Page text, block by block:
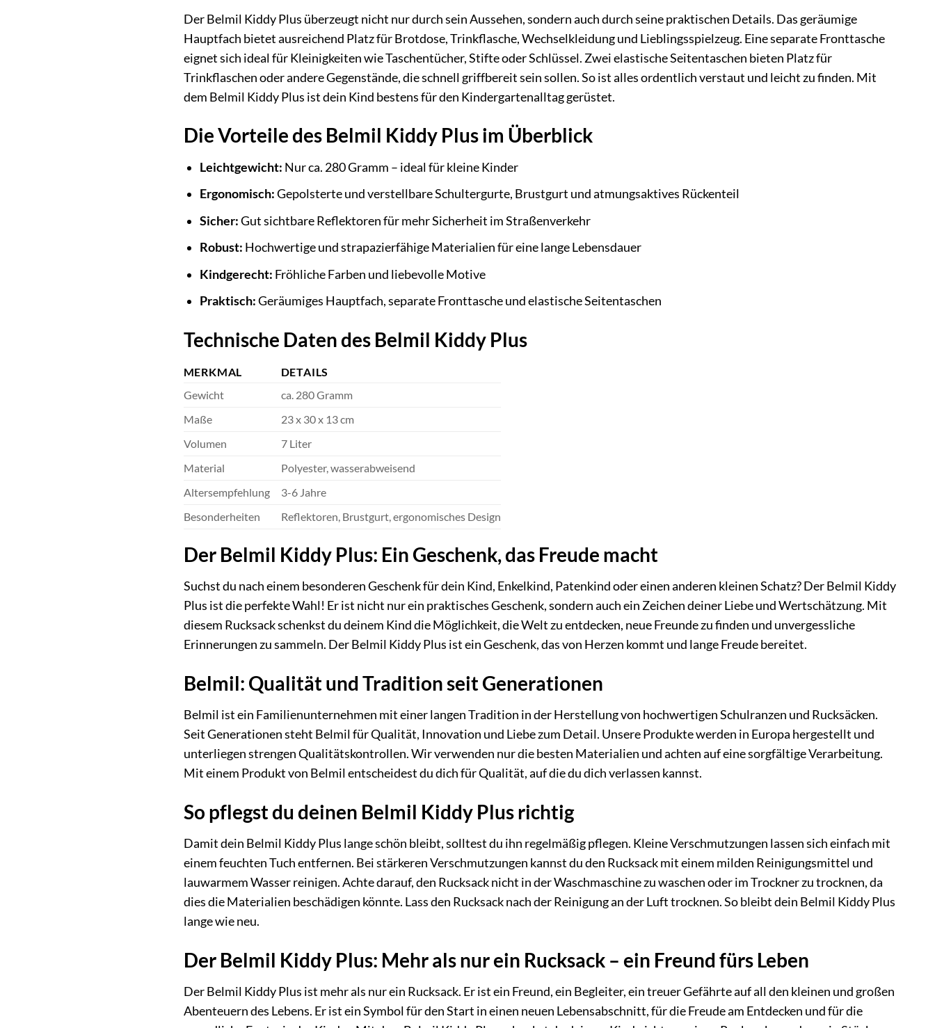
Der Belmil Kiddy Plus überzeugt nicht nur durch sein Aussehen, sondern auch durch seine praktischen Details. Das geräumige
Hauptfach bietet ausreichend Platz für Brotdose, Trinkflasche, Wechselkleidung und Lieblingsspielzeug. Eine separate Fronttasche
eignet sich ideal für Kleinigkeiten wie Taschentücher, Stifte oder Schlüssel. Zwei elastische Seitentaschen bieten Platz für
Trinkflaschen oder andere Gegenstände, die schnell griffbereit sein sollen. So ist alles ordentlich verstaut und leicht zu finden. Mit
dem Belmil Kiddy Plus ist dein Kind bestens für den Kindergartenalltag gerüstet.
Die Vorteile des Belmil Kiddy Plus im Überblick
Leichtgewicht: Nur ca. 280 Gramm – ideal für kleine Kinder
Ergonomisch:Gepolsterte und verstellbare Schultergurte, Brustgurt und atmungsaktives Rückenteil
Sicher:Gut sichtbare Reflektoren für mehr Sicherheit im Straßenverkehr
Robust: Hochwertige und strapazierfähige Materialien für eine lange Lebensdauer
Kindgerecht: Fröhliche Farben und liebevolle Motive
Praktisch:Geräumiges Hauptfach, separate Fronttasche und elastische Seitentaschen
Technische Daten des Belmil Kiddy Plus
MERKMAL
DETAILS
Gewicht
ca. 280 Gramm
Maße
23 x 30 x 13 cm
Volumen
7 Liter
Material
Polyester, wasserabweisend
Altersempfehlung
3-6 Jahre
Besonderheiten
Reflektoren, Brustgurt, ergonomisches Design
Der Belmil Kiddy Plus: Ein Geschenk, das Freude macht
Suchst du nach einem besonderen Geschenk für dein Kind, Enkelkind, Patenkind oder einen anderen kleinen Schatz? Der Belmil Kiddy
Plus ist die perfekte Wahl! Er ist nicht nur ein praktisches Geschenk, sondern auch ein Zeichen deiner Liebe und Wertschätzung. Mit
diesem Rucksack schenkst du deinem Kind die Möglichkeit, die Welt zu entdecken, neue Freunde zu finden und unvergessliche
Erinnerungen zu sammeln. Der Belmil Kiddy Plus ist ein Geschenk, das von Herzen kommt und lange Freude bereitet.
Belmil: Qualität und Tradition seit Generationen
Belmil ist ein Familienunternehmen mit einer langen Tradition in der Herstellung von hochwertigen Schulranzen und Rucksäcken.
Seit Generationen steht Belmil für Qualität, Innovation und Liebe zum Detail. Unsere Produkte werden in Europa hergestellt und
unterliegen strengen Qualitätskontrollen. Wir verwenden nur die besten Materialien und achten auf eine sorgfältige Verarbeitung.
Mit einem Produkt von Belmil entscheidest du dich für Qualität, auf die du dich verlassen kannst.
So pflegst du deinen Belmil Kiddy Plus richtig
Damit dein Belmil Kiddy Plus lange schön bleibt, solltest du ihn regelmäßig pflegen. Kleine Verschmutzungen lassen sich einfach mit
einem feuchten Tuch entfernen. Bei stärkeren Verschmutzungen kannst du den Rucksack mit einem milden Reinigungsmittel und
lauwarmem Wasser reinigen. Achte darauf, den Rucksack nicht in der Waschmaschine zu waschen oder im Trockner zu trocknen, da
dies die Materialien beschädigen könnte. Lass den Rucksack nach der Reinigung an der Luft trocknen. So bleibt dein Belmil Kiddy Plus
lange wie neu.
Der Belmil Kiddy Plus: Mehr als nur ein Rucksack – ein Freund fürs Leben
Der Belmil Kiddy Plus ist mehr als nur ein Rucksack. Er ist ein Freund, ein Begleiter, ein treuer Gefährte auf all den kleinen und großen
Abenteuern des Lebens. Er ist ein Symbol für den Start in einen neuen Lebensabschnitt, für die Freude am Entdecken und für die